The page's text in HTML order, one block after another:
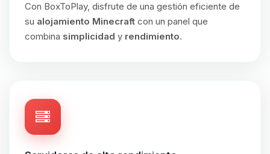
Con BoxToPlay, disfrute de una gestión eficiente de
su alojamiento Minecraft con un panel que
combina simplicidad y rendimiento.